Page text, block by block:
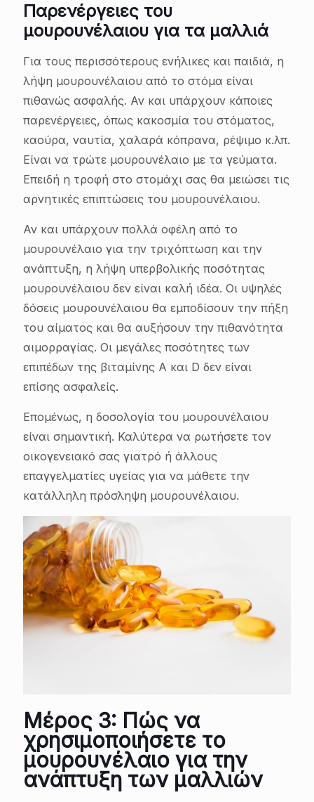
Παρενέργειες του
μουρουνέλαιου για τα μαλλιά
Για τους περισσότερους ενήλικες και παιδιά, η
λήψη μουρουνέλαιου από το στόμα είναι
πιθανώς ασφαλής. Αν και υπάρχουν κάποιες
παρενέργειες, όπως κακοσμία του στόματος,
καούρα, ναυτία, χαλαρά κόπρανα, ρέψιμο κ.λπ.
Είναι να τρώτε μουρουνέλαιο με τα γεύματα.
Επειδή η τροφή στο στομάχι σας θα μειώσει τις
αρνητικές επιπτώσεις του μουρουνέλαιου.
Αν και υπάρχουν πολλά οφέλη από το
μουρουνέλαιο για την τριχόπτωση και την
ανάπτυξη, η λήψη υπερβολικής ποσότητας
μουρουνέλαιου δεν είναι καλή ιδέα. Οι υψηλές
δόσεις μουρουνέλαιου θα εμποδίσουν την πήξη
του αίματος και θα αυξήσουν την πιθανότητα
αιμορραγίας. Οι μεγάλες ποσότητες των
επιπέδων της βιταμίνης Α και D δεν είναι
επίσης ασφαλείς.
Επομένως, η δοσολογία του μουρουνέλαιου
είναι σημαντική. Καλύτερα να ρωτήσετε τον
οικογενειακό σας γιατρό ή άλλους
επαγγελματίες υγείας για να μάθετε την
κατάλληλη πρόσληψη μουρουνέλαιου.
Μέρος 3: Πώς να
χρησιμοποιήσετε το
μουρουνέλαιο για την
ανάπτυξη των μαλλιών